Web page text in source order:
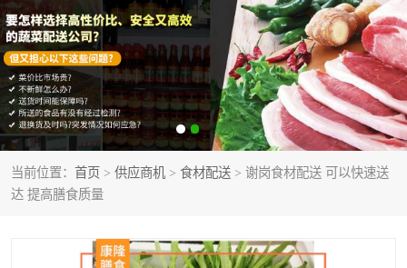
当前位置： 首页 > 供应商机 > 食材配送 > 谢岗食材配送 可以快速送
达 提高膳食质量
食堂承包 蔬菜配送
粮油配送 鲜肉配送
海鲜配送 食材配送
调料配送 企业工厂食堂承包
副食配送